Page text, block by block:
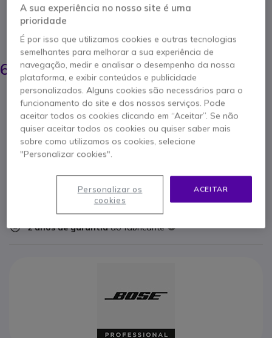
com uma escolha de quatro posições consoante
a utilização
POUPE 70,00 €
769,95 €
699,95 € s/iva - Iva Incl.
Qtd
ADICIONAR AO CARRINHO
ORÇAMENTO EM 4 HORAS
63 produtos em stock plataforma
5-7 dias
2 anos de garantiado fabricante
A sua experiência no nosso site é uma
prioridade
É por isso que utilizamos cookies e outras tecnologias
semelhantes para melhorar a sua experiência de
navegação, medir e analisar o desempenho da nossa
plataforma, e exibir conteúdos e publicidade
personalizados. Alguns cookies são necessários para o
funcionamento do site e dos nossos serviços. Pode
aceitar todos os cookies clicando em “Aceitar”. Se não
quiser aceitar todos os cookies ou quiser saber mais
sobre como utilizamos os cookies, selecione
"Personalizar cookies".
ACEITAR
Personalizar os
cookies